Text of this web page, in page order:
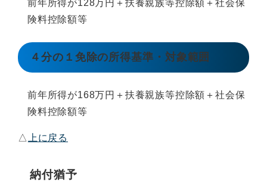
前年所得が128万円＋扶養親族等控除額＋社会保
険料控除額等
４分の１免除の所得基準・対象範囲
前年所得が168万円＋扶養親族等控除額＋社会保
険料控除額等
△ 上に戻る
納付猶予